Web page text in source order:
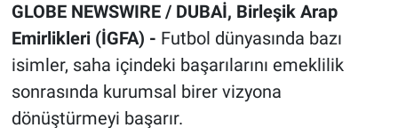
GLOBE NEWSWIRE / DUBAİ, Birleşik Arap
Emirlikleri (İGFA) - Futbol dünyasında bazı
isimler, saha içindeki başarılarını emeklilik
sonrasında kurumsal birer vizyona
dönüştürmeyi başarır.